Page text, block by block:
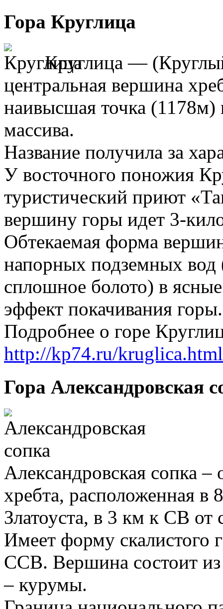
Гора Круглица
Круглица —
центральная вершина
наивысшая точка (1178м)
массива.
Название получила за
У восточного поножия
туристический приют
вершину горы идет 3-
Обтекаемая форма
напорных подземных
сплошное болото) в
эффект покачивания горы.
Подробнее о горе
http://kp74.ru/kruglica.html
Гора Александровская
Александровская сопка
хребта, расположенная
Златоуста, в 3 км к СВ
Имеет форму
ССВ. Вершина состоит из
– курумы.